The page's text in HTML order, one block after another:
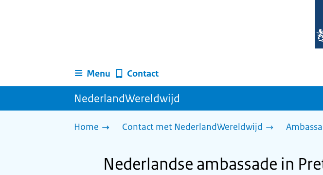
Menu Contact
NederlandWereldwijd
Home Contact met NederlandWereldwijd
Nederlandse ambassade in